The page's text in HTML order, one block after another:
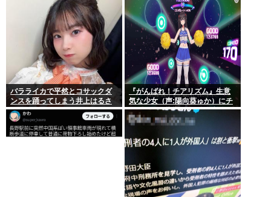
バラライカで平然とコサックダ
ンスを踊ってしまう井上はるさ
んw
『がんばれ！チアリズム』生意
気な少女（声:陽向葵ゅか）にチ
アダンスを指導する”全年齢向
け”フィットネスリズムアクショ